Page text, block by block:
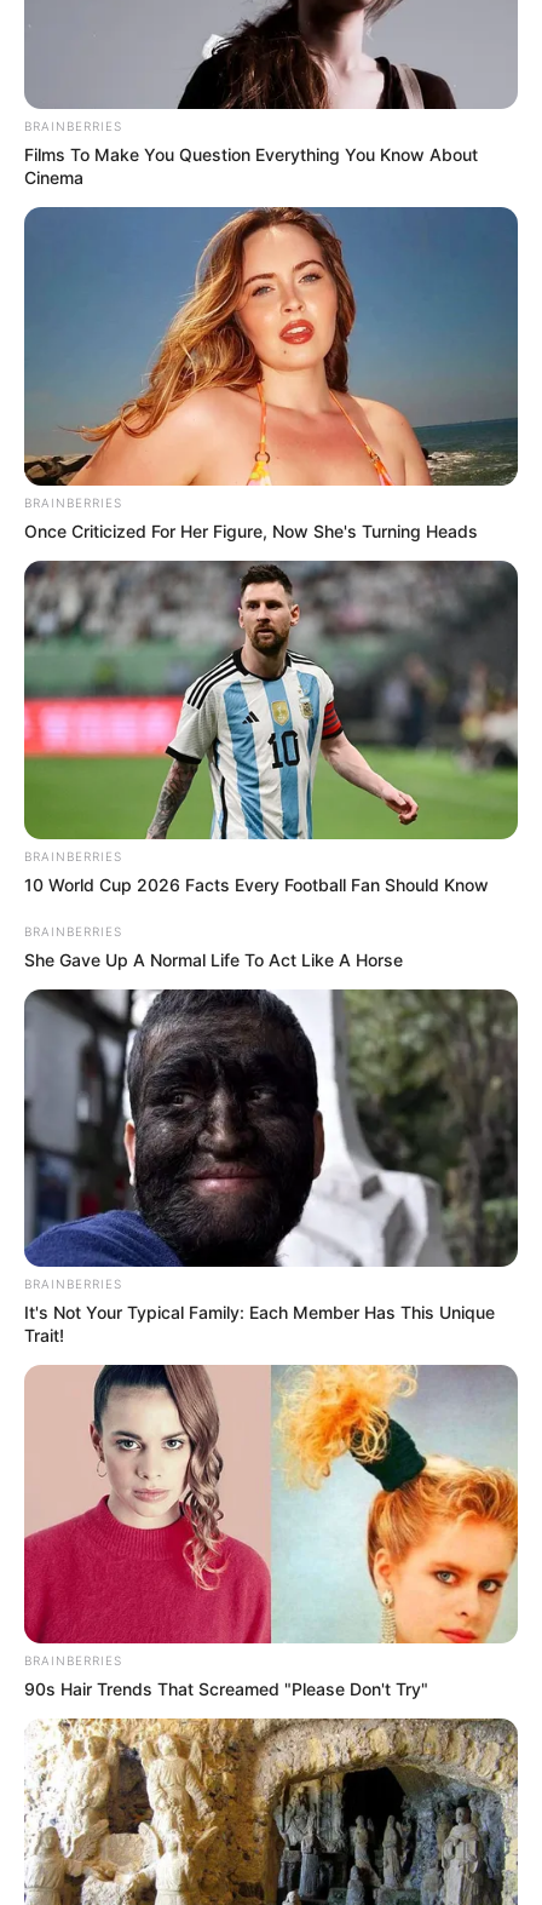
emelheti az elmúlt időszak egyik legtöbbet
emlegetett ügyét.
A Szőlő utcai Javítóintézet egykori lakója, Bangó
Sándor, akit sokan az ügy koronatanújaként
emlegetnek, bejelentette: vallomást tett az
ügyészségen, és elmondása szerint megnevezte
azt a személyt, akit hosszú ideje csak „Zsolti bácsi”
néven emlegetnek.
BRAINBERRIES
Films To Make You Question Everything You Know About
Cinema
BRAINBERRIES
Once Criticized For Her Figure, Now She's Turning Heads
BRAINBERRIES
10 World Cup 2026 Facts Every Football Fan Should Know
BRAINBERRIES
She Gave Up A Normal Life To Act Like A Horse
BRAINBERRIES
It's Not Your Typical Family: Each Member Has This Unique
Trait!
BRAINBERRIES
90s Hair Trends That Screamed "Please Don't Try"